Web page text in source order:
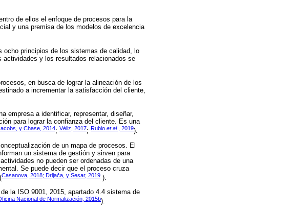
de ellos el enfoque de procesos para la
y una premisa de los modelos de excelencia
ocho principios de los sistemas de calidad, lo
y los resultados relacionados se
en busca de lograr la alineación de los
a incrementar la satisfacción del cliente,
empresa a identificar, representar, diseñar,
para lograr la confianza del cliente. Es una
y Chase, 2014; Véliz, 2017; Rubio et al. , 2019).
de un mapa de procesos. El
un sistema de gestión y sirven para
no pueden ser ordenadas de una
Se puede decir que el proceso cruza
Casanova, 2018; Drljača, y Sesar, 2019 ).
la ISO 9001, 2015, apartado 4.4 sistema de
Nacional de Normalización, 2015b).